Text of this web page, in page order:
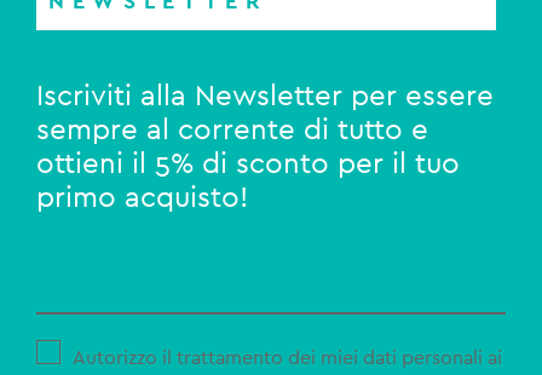
Iscriviti alla Newsletter per essere
sempre al corrente di tutto e
ottieni il 5% di sconto per il tuo
primo acquisto!
Autorizzo il trattamento dei miei dati personali ai